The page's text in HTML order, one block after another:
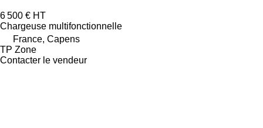
6 500 € HT
Chargeuse multifonctionnelle
France, Capens
TP Zone
Contacter le vendeur